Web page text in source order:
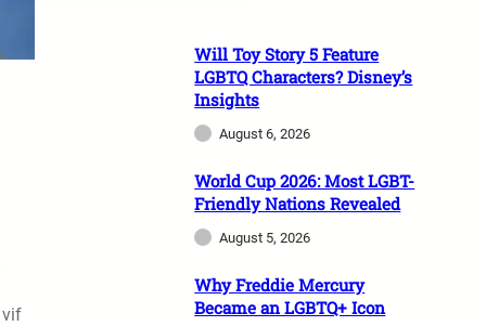
vif
Will Toy Story 5 Feature
LGBTQ Characters? Disney’s
Insights
August 6, 2026
World Cup 2026: Most LGBT-
Friendly Nations Revealed
August 5, 2026
Why Freddie Mercury
Became an LGBTQ+ Icon